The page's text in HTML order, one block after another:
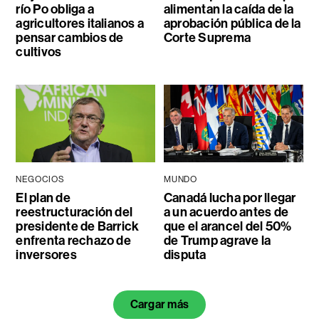
río Po obliga a
agricultores italianos a
pensar cambios de
cultivos
alimentan la caída de la
aprobación pública de la
Corte Suprema
NEGOCIOS
El plan de
reestructuración del
presidente de Barrick
enfrenta rechazo de
inversores
MUNDO
Canadá lucha por llegar
a un acuerdo antes de
que el arancel del 50%
de Trump agrave la
disputa
Cargar más